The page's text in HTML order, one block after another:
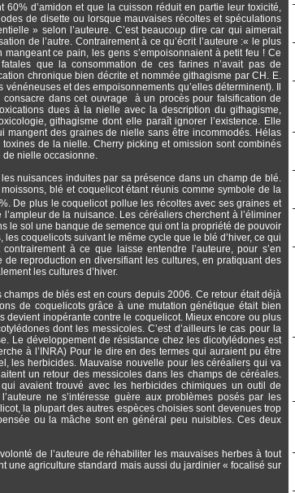
d’amidon et que la cuisson réduit en partie leur toxicité,
de disette ou lorsque mauvaises récoltes et spéculations
» selon l’auteure. C’est beaucoup dire car qui aimerait
de l’autre. Contrairement à ce qu’écrit l’auteure :« le plus
ce pain, les gens s’empoisonnaient à petit feu ! Ce
que la consommation de ces farines n’avait pas de
chronique bien décrite et nommée githagisme par CH. E.
et des empoisonnements qu’elles déterminent). Il
consacre dans cet ouvrage à un procès pour falsification de
dues à la nielle avec la description du githagisme,
githagisme dont elle paraît ignorer l’existence. Elle
mangent des graines de nielle sans être incommodés. Hélas
de la nielle. Cherry picking et omission sont combinés
de nielle occasionne.
nuisances induites par sa présence dans un champ de blé.
blé et coquelicot étant réunis comme symbole de la
De plus le coquelicot pollue les récoltes avec ses graines et
de la nuisance. Les céréaliers cherchent à l’éliminer
le sol une banque de semence qui ont la propriété de pouvoir
coquelicots suivant le même cycle que le blé d’hiver, ce qui
à ce que laisse entendre l’auteure, pour s’en
de reproduction en diversifiant les cultures, en pratiquant des
les cultures d’hiver.
champs de blés est en cours depuis 2006. Ce retour était déjà
de coquelicots grâce à une mutation génétique était bien
devient inopérante contre le coquelicot. Mieux encore ou plus
dont les messicoles. C’est d’ailleurs le cas pour la
Le développement de résistance chez les dicotylédones est
à l’INRA) Pour le dire en des termes qui auraient pu être
les herbicides. Mauvaise nouvelle pour les céréaliers qui va
un retour des messicoles dans les champs de céréales.
avaient trouvé avec les herbicides chimiques un outil de
ne s’intéresse guère aux problèmes posés par les
la plupart des autres espèces choisies sont devenues trop
ou la mâche sont en général peu nuisibles. Ces deux
de l’auteure de réhabiliter les mauvaises herbes à tout
une agriculture standard mais aussi du jardinier « focalisé sur